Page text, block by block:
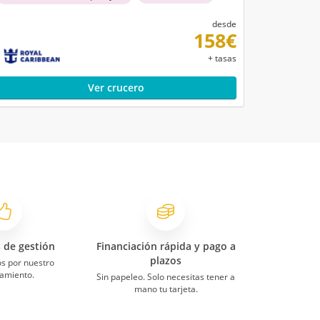
desde
158€
+ tasas
Ver crucero
de gestión
por nuestro
Financiación rápida y pago a
plazos
Sin papeleo. Solo necesitas tener a
mano tu tarjeta.